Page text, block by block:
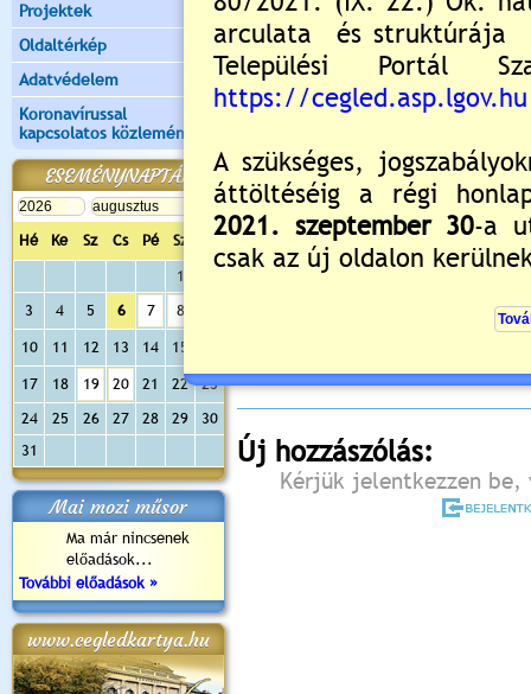
Projektek
Oldaltérkép
Adatvédelem
Koronavírussal
kapcsolatos közlemények
ESEMÉNYNAPTÁR
Hé Ke Sz Cs Pé Sz
Va
1
3
4 5 6 7 8
10 11 12 13 14 15
17 18 19 20 21 22
23
24
25 26 27 28 29
30
31
Mai mozi műsor
Ma már nincsenek
előadások...
További előadások »
www.cegledkartya.hu
Még nincsenek hozzászólások
Új hozzászólás:
Kérjük jelentkezzen be,